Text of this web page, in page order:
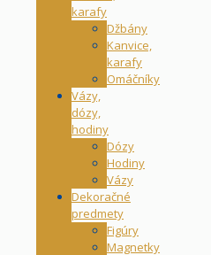
karafy
Džbány
Kanvice,
karafy
Omáčníky
Vázy,
dózy,
hodiny
Dózy
Hodiny
Vázy
Dekoračné
predmety
Figúry
Magnetky